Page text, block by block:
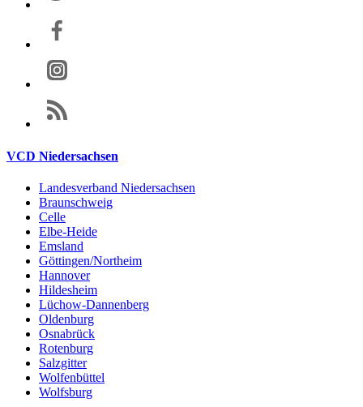
VCD Niedersachsen
Landesverband Niedersachsen
Braunschweig
Celle
Elbe-Heide
Emsland
Göttingen/Northeim
Hannover
Hildesheim
Lüchow-Dannenberg
Oldenburg
Osnabrück
Rotenburg
Salzgitter
Wolfenbüttel
Wolfsburg